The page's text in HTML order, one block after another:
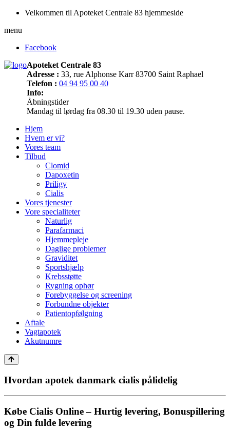
Velkommen til Apoteket Centrale 83 hjemmeside
menu
Facebook
Apoteket Centrale 83
Adresse : 33, rue Alphonse Karr 83700 Saint Raphael
Telefon : 04 94 95 00 40
Info:
Åbningstider
Mandag til lørdag fra 08.30 til 19.30 uden pause.
Hjem
Hvem er vi?
Vores team
Tilbud
Clomid
Dapoxetin
Priligy
Cialis
Vores tjenester
Vore specialiteter
Naturlig
Parafarmaci
Hjemmepleje
Daglige problemer
Graviditet
Sportshjælp
Krebsstøtte
Rygning ophør
Forebyggelse og screening
Forbundne objekter
Patientopfølgning
Aftale
Vagtapotek
Akutnumre
Hvordan apotek danmark cialis pålidelig
Købe Cialis Online – Hurtig levering, Bonuspillering
og Din fulde levering